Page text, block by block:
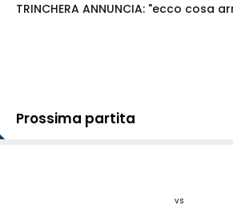
TRINCHERA ANNUNCIA: "ecco cosa
Prossima partita
vs